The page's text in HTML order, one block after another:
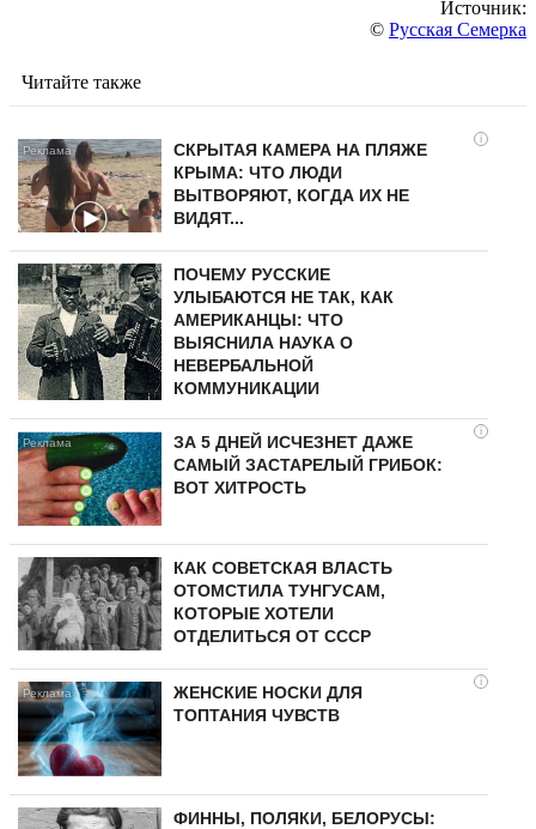
Источник:
© Русская Семерка
Читайте также
i
СКРЫТАЯ КАМЕРА НА ПЛЯЖЕ
КРЫМА: ЧТО ЛЮДИ
ВЫТВОРЯЮТ, КОГДА ИХ НЕ
ВИДЯТ...
ПОЧЕМУ РУССКИЕ
УЛЫБАЮТСЯ НЕ ТАК, КАК
АМЕРИКАНЦЫ: ЧТО
ВЫЯСНИЛА НАУКА О
НЕВЕРБАЛЬНОЙ
КОММУНИКАЦИИ
i
ЗА 5 ДНЕЙ ИСЧЕЗНЕТ ДАЖЕ
САМЫЙ ЗАСТАРЕЛЫЙ ГРИБОК:
ВОТ ХИТРОСТЬ
КАК СОВЕТСКАЯ ВЛАСТЬ
ОТОМСТИЛА ТУНГУCAМ,
КОТОРЫЕ ХОТЕЛИ
ОТДЕЛИТЬСЯ ОТ СССР
i
ЖЕНСКИЕ НОСКИ ДЛЯ
ТОПТАНИЯ ЧУВСТВ
ФИННЫ, ПОЛЯКИ, БЕЛОРУСЫ: